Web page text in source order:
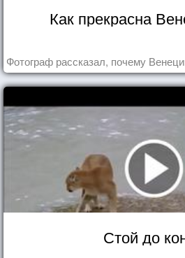
Как прекрасна
Фотограф рассказал, почему
Стой до